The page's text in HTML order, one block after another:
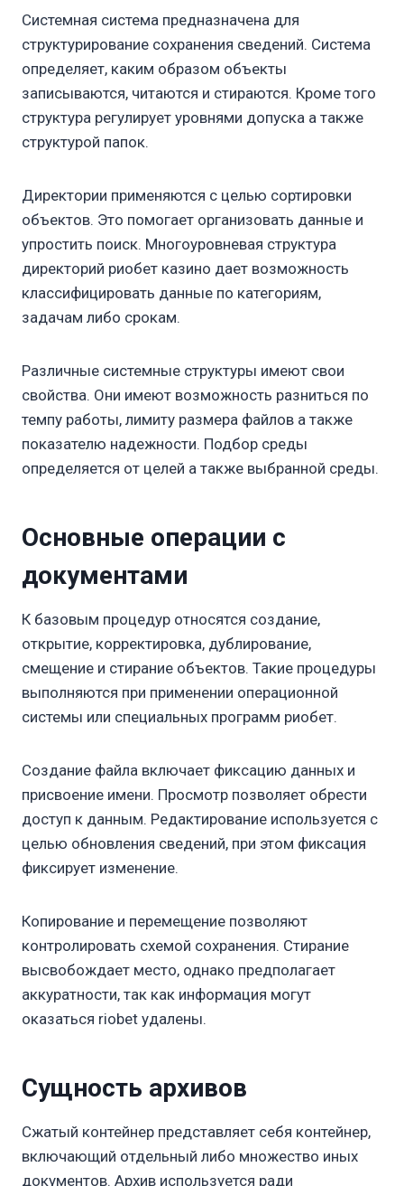
Системная система предназначена для
структурирование сохранения сведений. Система
определяет, каким образом объекты
записываются, читаются и стираются. Кроме того
структура регулирует уровнями допуска а также
структурой папок.
Директории применяются с целью сортировки
объектов. Это помогает организовать данные и
упростить поиск. Многоуровневая структура
директорий риобет казино дает возможность
классифицировать данные по категориям,
задачам либо срокам.
Различные системные структуры имеют свои
свойства. Они имеют возможность разниться по
темпу работы, лимиту размера файлов а также
показателю надежности. Подбор среды
определяется от целей а также выбранной среды.
Основные операции с
документами
К базовым процедур относятся создание,
открытие, корректировка, дублирование,
смещение и стирание объектов. Такие процедуры
выполняются при применении операционной
системы или специальных программ риобет.
Создание файла включает фиксацию данных и
присвоение имени. Просмотр позволяет обрести
доступ к данным. Редактирование используется с
целью обновления сведений, при этом фиксация
фиксирует изменение.
Копирование и перемещение позволяют
контролировать схемой сохранения. Стирание
высвобождает место, однако предполагает
аккуратности, так как информация могут
оказаться riobet удалены.
Сущность архивов
Сжатый контейнер представляет себя контейнер,
включающий отдельный либо множество иных
документов. Архив используется ради